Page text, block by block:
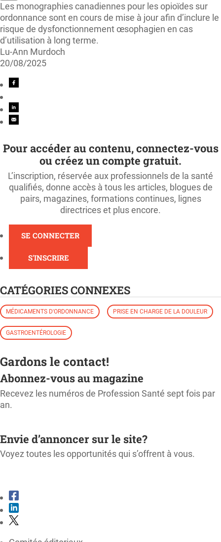
Les monographies canadiennes pour les opioïdes sur
ordonnance sont en cours de mise à jour afin d’inclure le
risque de dysfonctionnement œsophagien en cas
d’utilisation à long terme.
Lu-Ann Murdoch
20/08/2025
Pour accéder au contenu, connectez-vous
ou créez un compte gratuit.
L’inscription, réservée aux professionnels de la santé
qualifiés, donne accès à tous les articles, blogues de
pairs, magazines, formations continues, lignes
directrices et plus encore.
SE CONNECTER
S'INSCRIRE
CATÉGORIES CONNEXES
MÉDICAMENTS D'ORDONNANCE PRISE EN CHARGE DE LA DOULEUR
GASTROENTÉROLOGIE
Gardons le contact!
Abonnez-vous au magazine
Recevez les numéros de Profession Santé sept fois par
an.
Envie d’annoncer sur le site?
Voyez toutes les opportunités qui s’offrent à vous.